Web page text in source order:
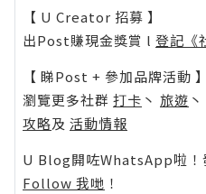
【 U Creator 招募 】
出Post賺現金獎賞 l 登記《
【 睇Post + 參加品牌活動 】
瀏覽更多社群 打卡 丶 旅遊 丶
攻略及 活動情報
U Blog開咗WhatsApp啦！
Follow 我哋 ！